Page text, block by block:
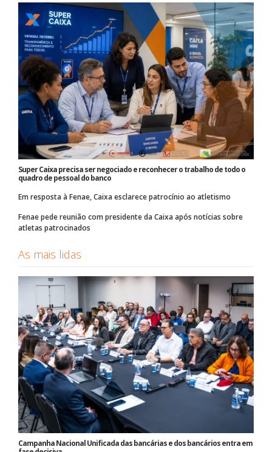
Super Caixa precisa ser negociado e reconhecer o trabalho de todo o
quadro de pessoal do banco
Em resposta à Fenae, Caixa esclarece patrocínio ao atletismo
Fenae pede reunião com presidente da Caixa após notícias sobre
atletas patrocinados
As mais lidas
Campanha Nacional Unificada das bancárias e dos bancários entra em